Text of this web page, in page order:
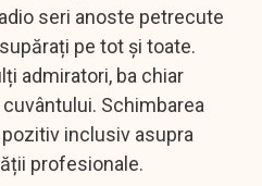
seri anoste petrecute
pe tot și toate.
admiratori, ba chiar
Schimbarea
inclusiv asupra
profesionale.